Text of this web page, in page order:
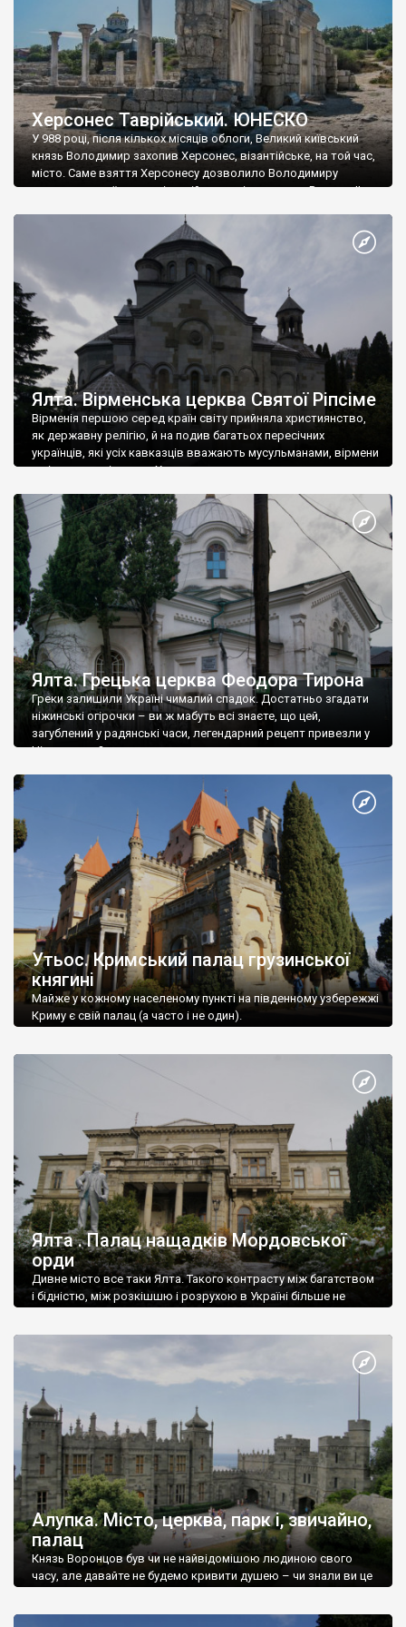
Херсонес Таврійський. ЮНЕСКО
У 988 році, після кількох місяців облоги, Великий київський
князь Володимир захопив Херсонес, візантійське, на той час,
місто. Саме взяття Херсонесу дозволило Володимиру
диктувати свої умови візантійському імператору Василю ІІ, та
Херсонесі Володимир-язичник, став Василем-християнином.
А потім було Хрещення Русі. На честь Херсонесу Таврійського
Ялта. Вірменська церква Святої Ріпсіме
Вірменія першою серед країн світу прийняла християнство,
як державну релігію, й на подив багатьох пересічних
українців, які усіх кавказців вважають мусульманами, вірмени
є відданими вірянами Христа
Ялта. Грецька церква Феодора Тирона
Греки залишили Україні чималий спадок. Достатньо згадати
ніжинські огірочки – ви ж мабуть всі знаєте, що цей,
загублений у радянські часи, легендарний рецепт привезли у
Ніжин греки?
Утьос. Кримський палац грузинської
княгині
Майже у кожному населеному пункті на південному узбережжі
Криму є свій палац (а часто і не один).
Ялта . Палац нащадків Мордовської
орди
Дивне місто все таки Ялта. Такого контрасту між багатством
і бідністю, між розкішшю і розрухою в Україні більше не
Алупка. Місто, церква, парк і, звичайно,
палац
Князь Воронцов був чи не найвідомішою людиною свого
часу, але давайте не будемо кривити душею – чи знали ви це